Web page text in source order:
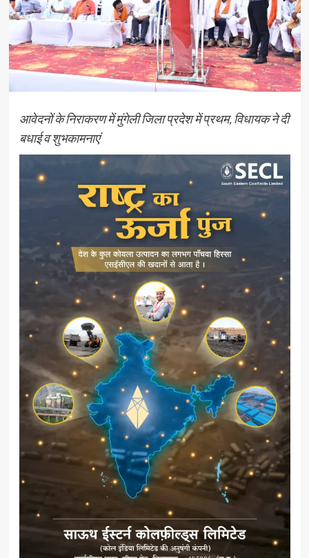
आवेदनों के निराकरण में मुंगेली जिला प्रदेश में प्रथम, विधायक ने दी
बधाई व शुभकामनाएं